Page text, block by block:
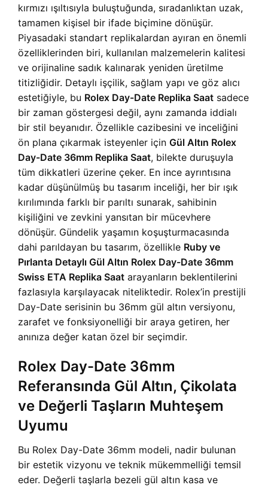
kırmızı ışıltısıyla buluştuğunda, sıradanlıktan uzak,
tamamen kişisel bir ifade biçimine dönüşür.
Piyasadaki standart replikalardan ayıran en önemli
özelliklerinden biri, kullanılan malzemelerin kalitesi
ve orijinaline sadık kalınarak yeniden üretilme
titizliğidir. Detaylı işçilik, sağlam yapı ve göz alıcı
estetiğiyle, bu Rolex Day-Date Replika Saat sadece
bir zaman göstergesi değil, aynı zamanda iddialı
bir stil beyanıdır. Özellikle cazibesini ve inceliğini
ön plana çıkarmak isteyenler için Gül Altın Rolex
Day-Date 36mm Replika Saat, bilekte duruşuyla
tüm dikkatleri üzerine çeker. En ince ayrıntısına
kadar düşünülmüş bu tasarım inceliği, her bir ışık
kırılımında farklı bir parıltı sunarak, sahibinin
kişiliğini ve zevkini yansıtan bir mücevhere
dönüşür. Gündelik yaşamın koşuşturmacasında
dahi parıldayan bu tasarım, özellikle Ruby ve
Pırlanta Detaylı Gül Altın Rolex Day-Date 36mm
Swiss ETA Replika Saat arayanların beklentilerini
fazlasıyla karşılayacak niteliktedir. Rolex’in prestijli
Day-Date serisinin bu 36mm gül altın versiyonu,
zarafet ve fonksiyonelliği bir araya getiren, her
anınıza değer katan özel bir seçimdir.
Rolex Day-Date 36mm
Referansında Gül Altın, Çikolata
ve Değerli Taşların Muhteşem
Uyumu
Bu Rolex Day-Date 36mm modeli, nadir bulunan
bir estetik vizyonu ve teknik mükemmelliği temsil
eder. Değerli taşlarla bezeli gül altın kasa ve